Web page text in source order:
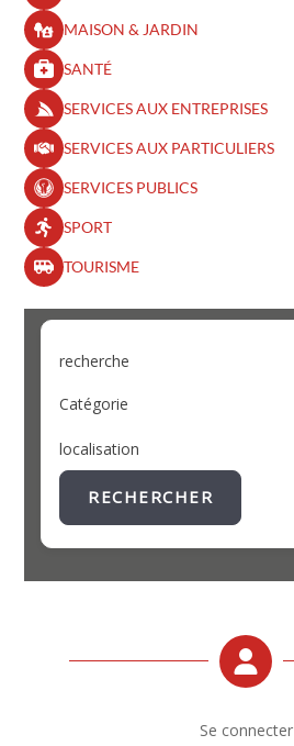
MAISON & JARDIN
SANTÉ
SERVICES AUX ENTREPRISES
SERVICES AUX PARTICULIERS
SERVICES PUBLICS
SPORT
TOURISME
recherche
Catégorie
localisation
RECHERCHER
Se connecter